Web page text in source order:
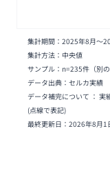
集計期間： 2025年8月〜
集計方法：中央値
サンプル：n=235件 （別
データ出典：セルカ実績
データ補完について ：
(点線で表記)
最終更新日： 2026年8月1